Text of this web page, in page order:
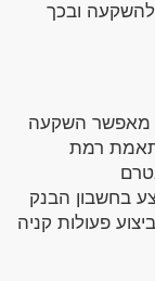
ובכך
מאפשר השקעה
רמת
בחשבון הבנק
פעולות קניה